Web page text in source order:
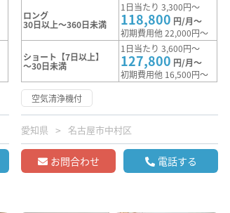
ロング
30日以上～360日未満
1日当たり 3,300円～
118,800 円/月～
初期費用他 22,000円～
ショート【7日以上】
～30日未満
1日当たり 3,600円～
127,800 円/月～
初期費用他 16,500円～
空気清浄機付
愛知県 名古屋市中村区
お問合わせ 電話する